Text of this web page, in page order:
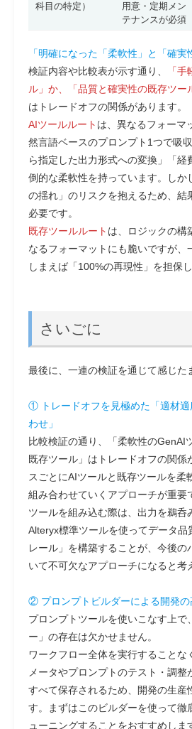
科目の特定）
用意・定期メン
テナンスが必須
「明確になった「柔軟性」と「確実
検証内容や比較表が示す通り、
「
ル」か、「品質と確実性の既存ツー
はトレードオフの関係があります。
AIツールルート は、異なるフォーマ
然言語ベースのプロンプト1つで吸
ら指定した出力形式への変換」「経
倒的な柔軟性を持っています。しか
の揺れ」のリスクを抱えるため、結
必要です。
既存ツールルート は、ロジックの構
なるフォーマットにも脆いですが、
しまえば「100%の再現性」を担保
さいごに
最後に、一連の検証を通じて感じた
① トレードオフを見極めた「適材適
わせ」
比較検証の通り、「柔軟性のGenAI
既存ツール」はトレードオフの関係
スごとにAIツールと既存ツールを柔
組み合わせていくアプローチが重要
ツールを組み込む際は、出力を鵜呑
Alteryx標準ツールを使ってデータ品
レール」を構築することが、今後の
いて不可欠なアプローチになると考
② プロンプトビルダーによる開発の
プロンプトツールを使いこなす上で
ー」の存在は欠かせません。
ワークフロー全体を実行することな
メータやプロンプトのテスト・調整
すべて保存されるため、開発の生産
す。まずはこのビルダーを使って徹
ューニングすることをおすすめしま